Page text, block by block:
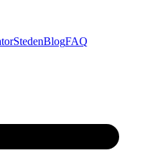
StedenBlogFAQ